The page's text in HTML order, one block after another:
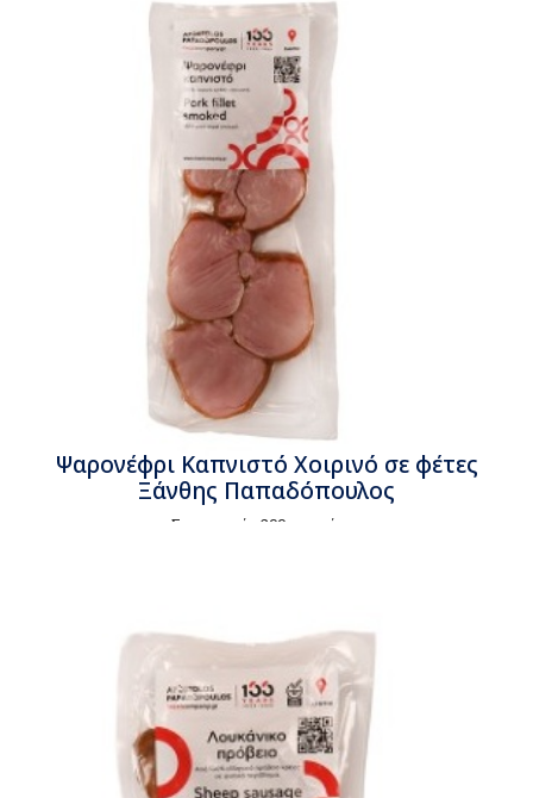
Ψαρονέφρι Καπνιστό Χοιρινό σε φέτες
Ξάνθης Παπαδόπουλος
Συσκευασία 200gr περίπου